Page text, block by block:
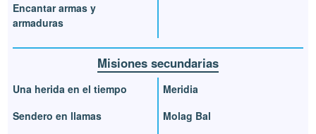
Encantar armas y
armaduras
Misiones secundarias
Una herida en el tiempo
Sendero en llamas
Meridia
Molag Bal